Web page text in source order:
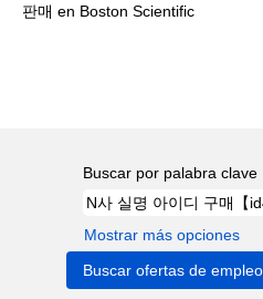
판매 en Boston Scientific(página
Buscar por palabra clave
Mostrar más opciones